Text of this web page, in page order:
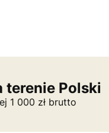
terenie Polski
1 000 zł brutto